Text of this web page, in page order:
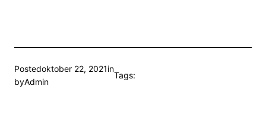
Postedoktober 22, 2021in
byAdmin
Tags: